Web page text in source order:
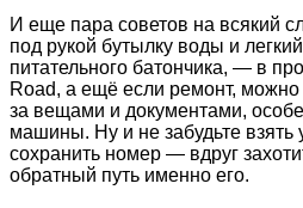
И еще пара советов на всякий
под рукой бутылку воды и
питательного батончика, — в
Road, а ещё если ремонт, можно
за вещами и документами,
машины. Ну и не забудьте взять
сохранить номер — вдруг
обратный путь именно его.